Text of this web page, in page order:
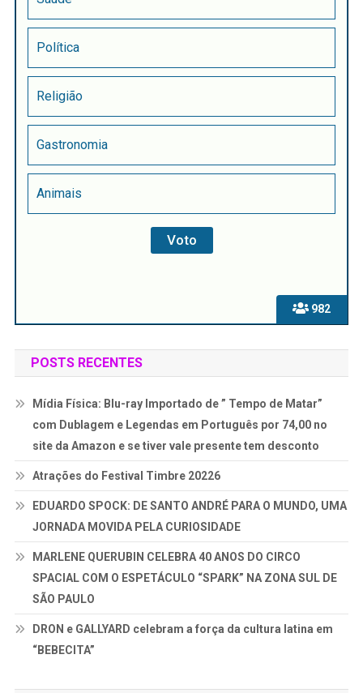
982
Política
Religião
Gastronomia
Animais
POSTS RECENTES
Mídia Física: Blu-ray Importado de ” Tempo de Matar”
com Dublagem e Legendas em Português por 74,00 no
site da Amazon e se tiver vale presente tem desconto
Atrações do Festival Timbre 20226
EDUARDO SPOCK: DE SANTO ANDRÉ PARA O MUNDO, UMA
JORNADA MOVIDA PELA CURIOSIDADE
MARLENE QUERUBIN CELEBRA 40 ANOS DO CIRCO
SPACIAL COM O ESPETÁCULO “SPARK” NA ZONA SUL DE
SÃO PAULO
DRON e GALLYARD celebram a força da cultura latina em
“BEBECITA”